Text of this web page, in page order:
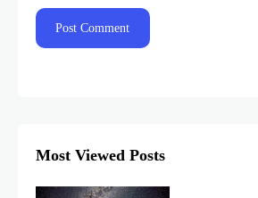
Most Viewed Posts